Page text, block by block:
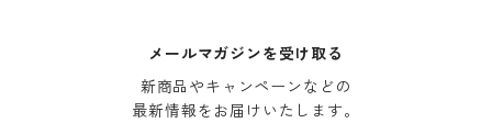
メールマガジンを受け取る
新商品やキャンペーンなどの
最新情報をお届けいたします。